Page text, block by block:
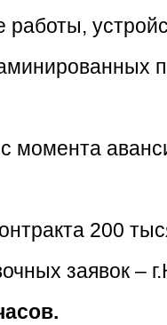
момента
200
заявок –